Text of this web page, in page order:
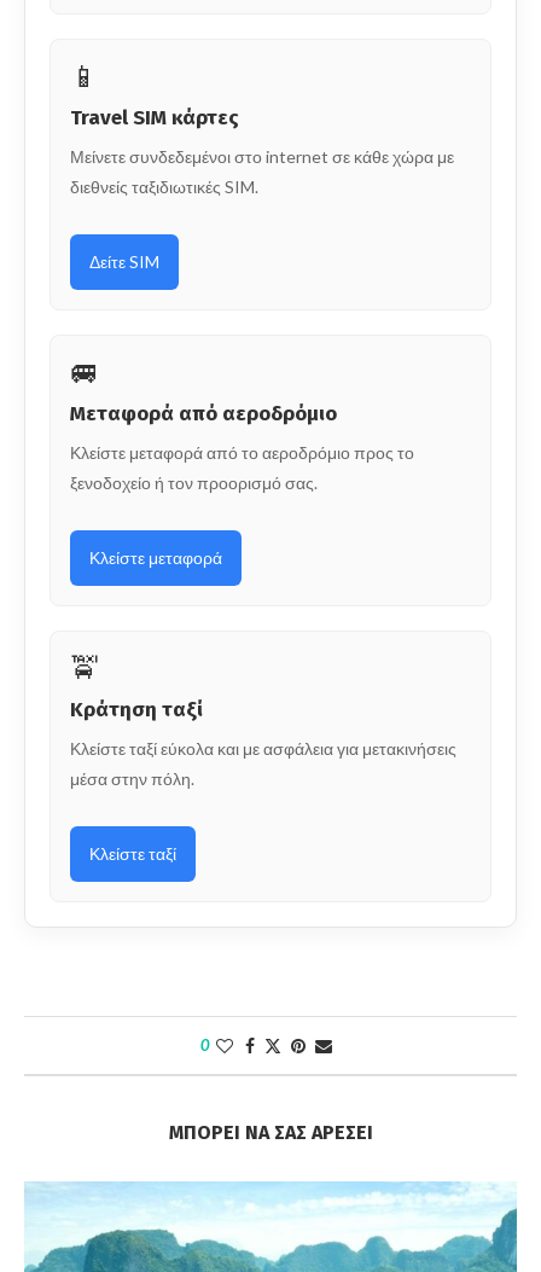
📱
Travel SIM κάρτες
Μείνετε συνδεδεμένοι στο internet σε κάθε χώρα με
διεθνείς ταξιδιωτικές SIM.
Δείτε SIM
🚐
Μεταφορά από αεροδρόμιο
Κλείστε μεταφορά από το αεροδρόμιο προς το
ξενοδοχείο ή τον προορισμό σας.
Κλείστε μεταφορά
🚖
Κράτηση ταξί
Κλείστε ταξί εύκολα και με ασφάλεια για μετακινήσεις
μέσα στην πόλη.
Κλείστε ταξί
0
ΜΠΟΡΕΊ ΝΑ ΣΑΣ ΑΡΈΣΕΙ